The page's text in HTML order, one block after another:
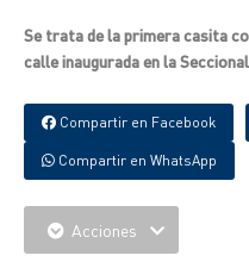
Se trata de la primera casita
calle inaugurada en la
Compartir en Facebook
Compartir en WhatsApp
Acciones